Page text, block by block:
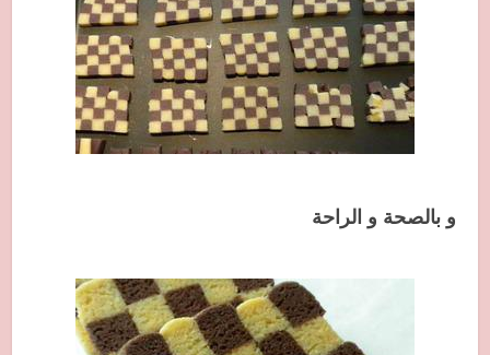
و بالصحة و الراحة